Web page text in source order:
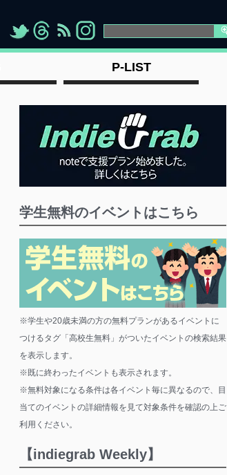
"> "> "> " >
P-LIST
学生無料のイベントはこちら
※学生や20歳未満の方の無料プランがあるイベントに
つけるタグ「高校生無料」がついたイベントの検索結果
を表示します。
※既に終わったイベントも表示されます。
※無料対象になる条件は各イベント毎に異なるので、目
当てのイベントの詳細情報を見て対象条件を確認の上ご
利用ください。
【indiegrab Weekly】